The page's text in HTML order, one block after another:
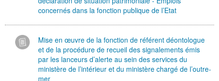
concernés dans la fonction publique de l’Etat
Mise en œuvre de la fonction de référent déontologue
et de la procédure de recueil des signalements émis
par les lanceurs d’alerte au sein des services du
ministère de l’intérieur et du ministère chargé de l’outre-
mer